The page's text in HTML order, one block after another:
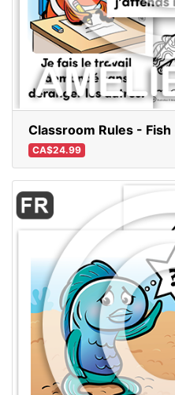
Classroom Rules - Fish
CA$24.99